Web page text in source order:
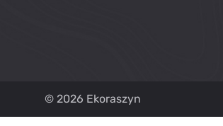
© 2026 Ekoraszyn